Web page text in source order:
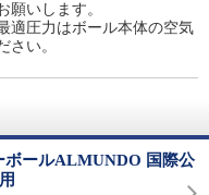
願いします。
適圧力はボール本体の空気
さい。
ボールALMUNDO 国際公